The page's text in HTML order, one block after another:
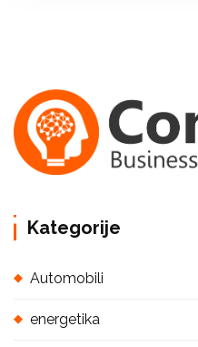
Kategorije
Automobili
energetika